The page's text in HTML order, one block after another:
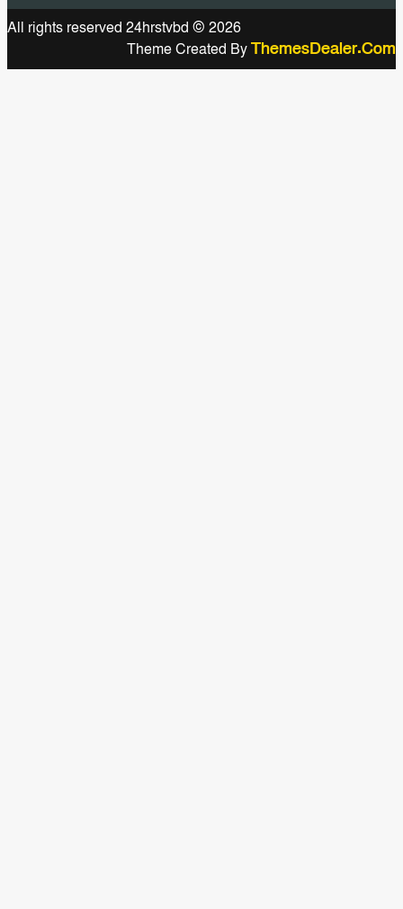
All rights reserved 24hrstvbd © 2026
Theme Created ByThemesDealer.Com